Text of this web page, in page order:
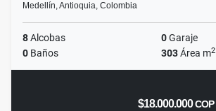
Medellín, Antioquia, Colombia
8Alcobas 0Garaje
0 Baños 303Área m2
$18.000.000COP